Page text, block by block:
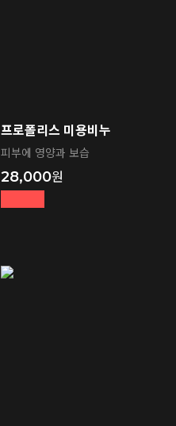
프로폴리스 미용비누
피부에 영양과 보습
28,000